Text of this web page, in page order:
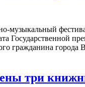
музыкальный
Государственной
гражданина города
три